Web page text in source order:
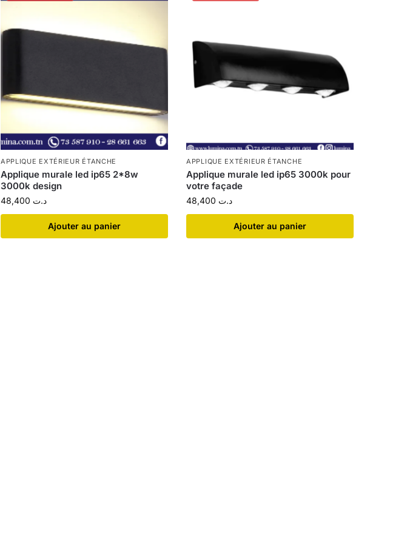
APPLIQUE EXTÉRIEUR ÉTANCHE
Applique murale led ip65 2*8w
3000k design
د.ت
Ajouter au panier
APPLIQUE EXTÉRIEUR ÉTANCHE
Applique murale led ip65 3000k pour
votre façade
د.ت
Ajouter au panier